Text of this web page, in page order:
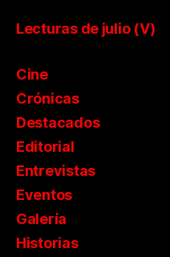
Lecturas de julio (V)
Cine
Crónicas
Destacados
Editorial
Entrevistas
Eventos
Galería
Historias